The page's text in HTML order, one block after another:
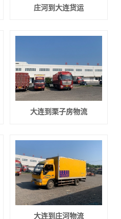
庄河到大连货运
大连到栗子房物流
大连到庄河物流